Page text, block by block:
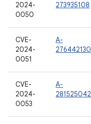
2024-
0050
273935108
CVE-
2024-
0051
A-
276442130
CVE-
2024-
0053
A-
281525042